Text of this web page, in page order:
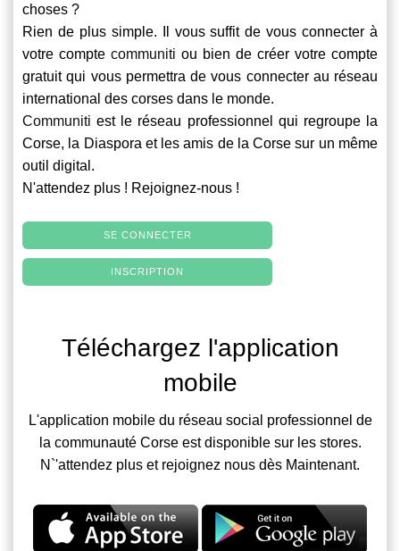
choses ?
Rien de plus simple. Il vous suffit de vous connecter à
votre compte communiti ou bien de créer votre compte
gratuit qui vous permettra de vous connecter au réseau
international des corses dans le monde.
Communiti est le réseau professionnel qui regroupe la
Corse, la Diaspora et les amis de la Corse sur un même
outil digital.
N'attendez plus ! Rejoignez-nous !
SE CONNECTER
INSCRIPTION
Téléchargez l'application
mobile
L'application mobile du réseau social professionnel de
la communauté Corse est disponible sur les stores.
N`'attendez plus et rejoignez nous dès Maintenant.